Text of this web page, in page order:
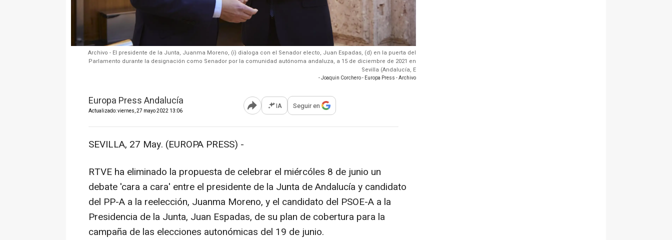
Archivo - El presidente de la Junta, Juanma Moreno, (i) dialoga con el Senador electo, Juan Espadas, (d) en la puerta del
Parlamento durante la designación como Senador por la comunidad autónoma andaluza, a 15 de diciembre de 2021 en
Sevilla (Andalucía, E
- Joaquin Corchero - Europa Press - Archivo
Europa Press Andalucía
Actualizado: viernes, 27 mayo 2022 13:06 Abrir opciones para compartir
IA Seguir en
SEVILLA, 27 May. (EUROPA PRESS) -
RTVE ha eliminado la propuesta de celebrar el miércóles 8 de junio un
debate 'cara a cara' entre el presidente de la Junta de Andalucía y candidato
del PP-A a la reelección, Juanma Moreno, y el candidato del PSOE-A a la
Presidencia de la Junta, Juan Espadas, de su plan de cobertura para la
campaña de las elecciones autonómicas del 19 de junio.